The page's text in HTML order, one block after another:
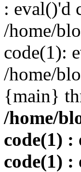
: eval()'d
/home/
code(1):
/home/
{main}
/home/
code(1)
code(1)